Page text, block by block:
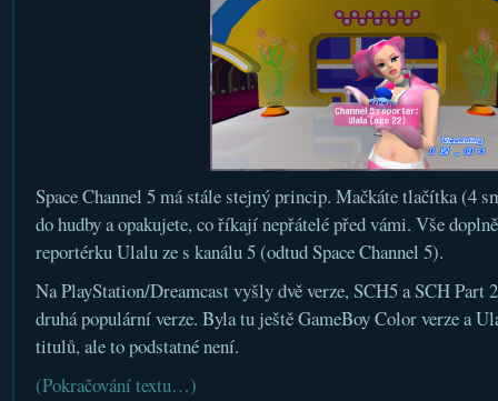
Space Channel 5 má stále stejný princip. Mačkáte tlačítka (4
do hudby a opakujete, co říkají nepřátelé před vámi. Vše
reportérku Ulalu ze s kanálu 5 (odtud Space Channel 5).
Na PlayStation/Dreamcast vyšly dvě verze, SCH5 a SCH Part
druhá populární verze. Byla tu ještě GameBoy Color verze a
titulů, ale to podstatné není.
(Pokračování textu…)